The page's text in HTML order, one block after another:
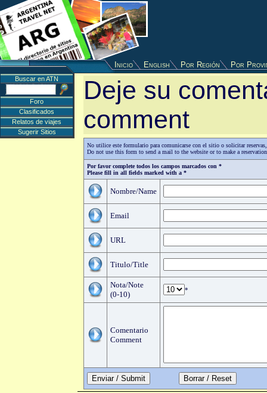
Inicio English Por Región Por
Deje su
comment
No utilice este formulario para comunicarse con el sitio o solicitar
Do not use this form to send a mail to the website or to make a
Por favor complete todos los campos marcados con *
Please fill in all fields marked with a *
Nombre/Name
Email
URL
Titulo/Title
Nota/Note
(0-10)
*
Comentario
Comment
Enviar / Submit
Buscar en ATN
Foro
Clasificados
Relatos de viajes
Sugerir Sitios